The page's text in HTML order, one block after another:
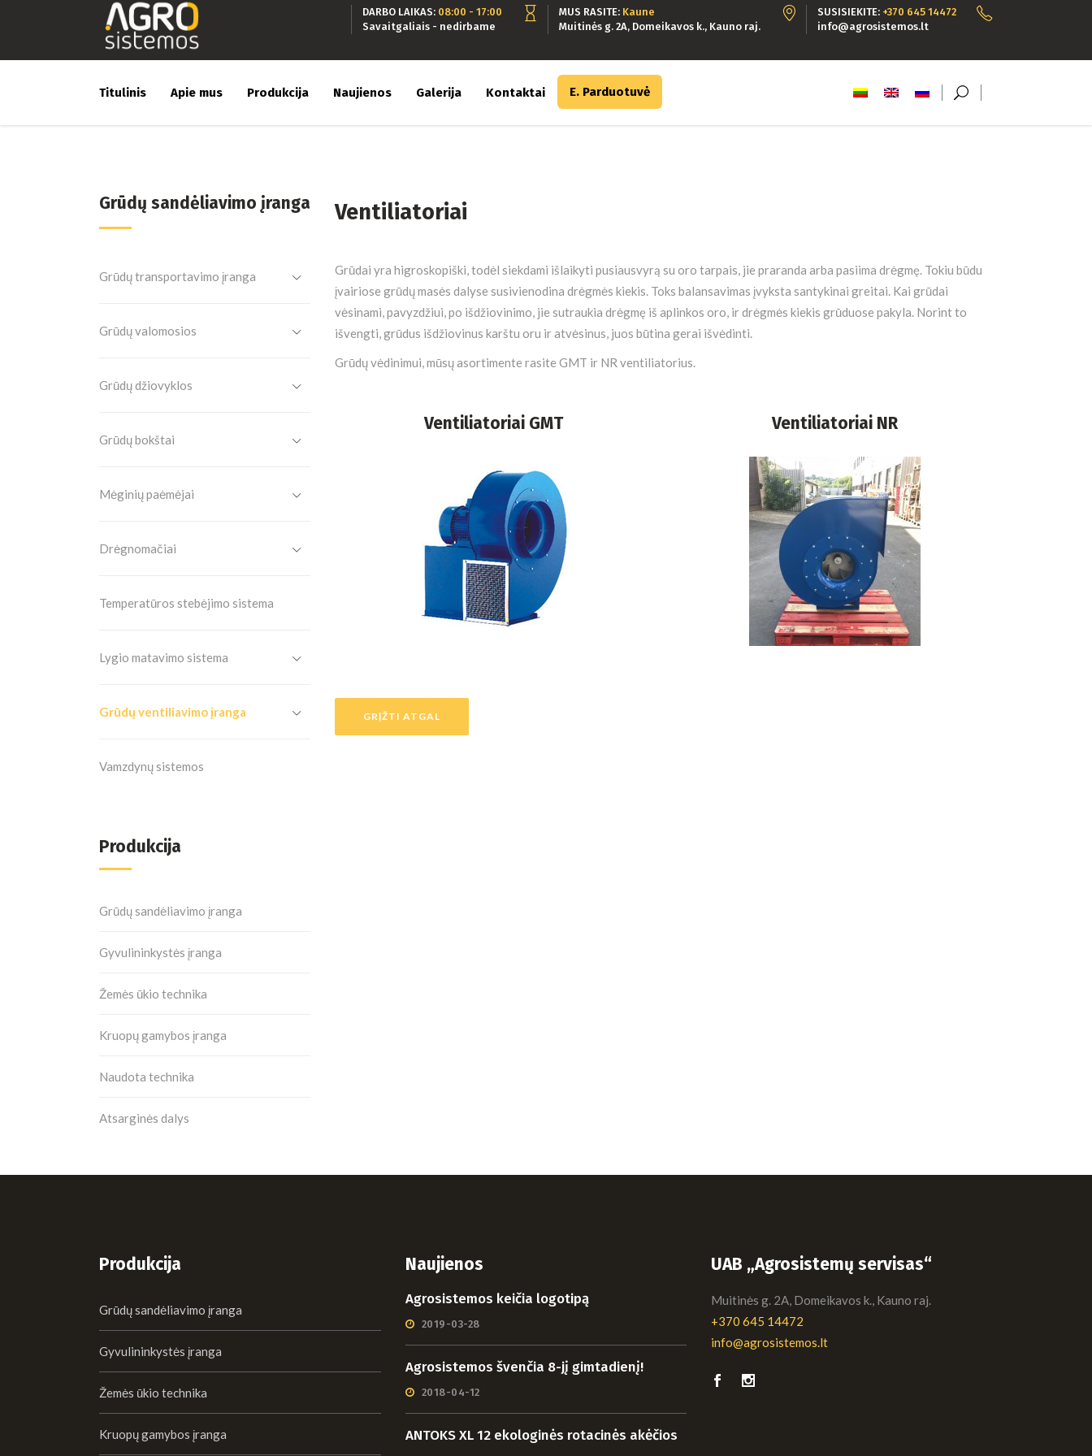
DARBO LAIKAS: 08:00 - 17:00
Savaitgaliais - nedirbame
MUS RASITE: Kaune
Muitinės g. 2A, Domeikavos k., Kauno raj.
SUSISIEKITE: +370 645 14472
info@agrosistemos.lt
Titulinis Apie mus Produkcija Naujienos Galerija Kontaktai E. Parduotuvė
Grūdų sandėliavimo įranga
Grūdų transportavimo įranga
Grūdų valomosios
Grūdų džiovyklos
Grūdų bokštai
Mėginių paėmėjai
Drėgnomačiai
Temperatūros stebėjimo sistema
Lygio matavimo sistema
Grūdų ventiliavimo įranga
Vamzdynų sistemos
Produkcija
Grūdų sandėliavimo įranga
Gyvulininkystės įranga
Žemės ūkio technika
Kruopų gamybos įranga
Naudota technika
Atsarginės dalys
Ventiliatoriai
Grūdai yra higroskopiški, todėl siekdami išlaikyti pusiausvyrą su oro tarpais, jie praranda arba pasiima drėgmę. Tokiu būdu
įvairiose grūdų masės dalyse susivienodina drėgmės kiekis. Toks balansavimas įvyksta santykinai greitai. Kai grūdai
vėsinami, pavyzdžiui, po išdžiovinimo, jie sutraukia drėgmę iš aplinkos oro, ir drėgmės kiekis grūduose pakyla. Norint to
išvengti, grūdus išdžiovinus karštu oru ir atvėsinus, juos būtina gerai išvėdinti.
Grūdų vėdinimui, mūsų asortimente rasite GMT ir NR ventiliatorius.
Ventiliatoriai GMT Ventiliatoriai NR
GRĮŽTI ATGAL
Produkcija
Grūdų sandėliavimo įranga
Gyvulininkystės įranga
Žemės ūkio technika
Kruopų gamybos įranga
Naujienos
Agrosistemos keičia logotipą
2019-03-28
Agrosistemos švenčia 8-jį gimtadienį!
2018-04-12
ANTOKS XL 12 ekologinės rotacinės akėčios
UAB „Agrosistemų servisas“
Muitinės g. 2A, Domeikavos k., Kauno raj.
+370 645 14472
info@agrosistemos.lt